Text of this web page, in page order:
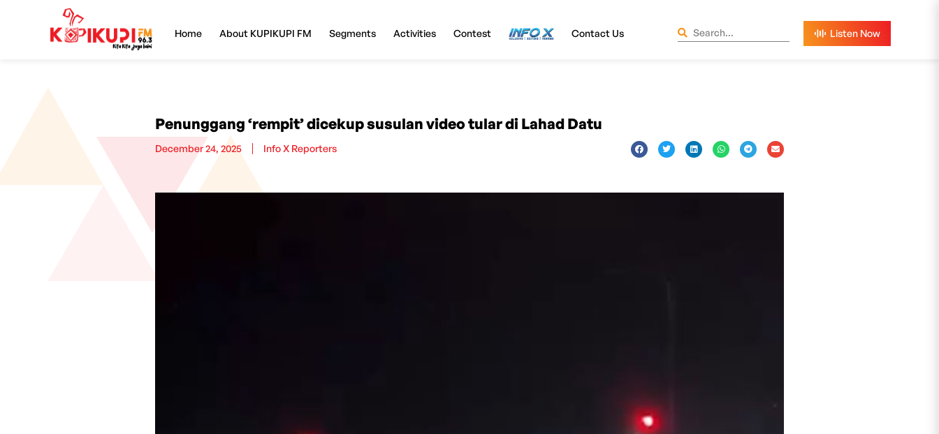
Home About KUPIKUPI FM Segments Activities Contest InfoX Contact Us
Penunggang ‘rempit’ dicekup susulan video tular di Lahad Datu
December 24, 2025 Info X Reporters